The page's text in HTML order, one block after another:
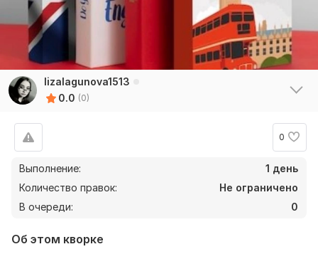
lizalagunova1513
0.0 (0)
0
Выполнение:
1 день
Количество правок:
Не ограничено
В очереди:
0
Об этом кворке